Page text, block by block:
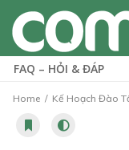
FAQ – HỎI & ĐÁP
Home Kế Hoạch Đào